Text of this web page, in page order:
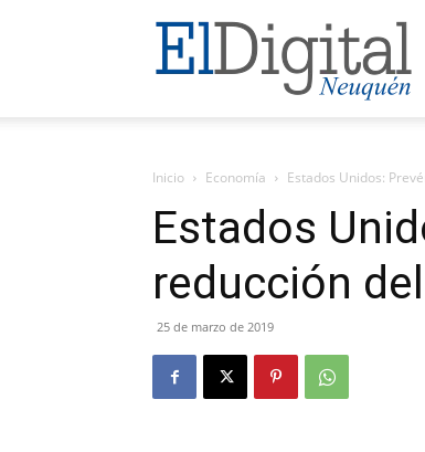
El
Digital
Neuquen
Inicio Economía Estados Unidos:
Estados
reducción
25 de marzo de 2019